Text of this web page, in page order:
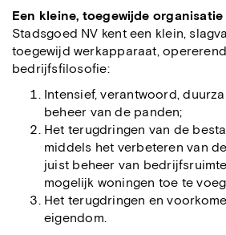
Een kleine, toegewijde organisatie
Stadsgoed NV kent een klein,
toegewijd werkapparaat,
bedrijfsfilosofie:
Intensief, verantwoord,
beheer van de panden;
Het terugdringen van de
middels het verbeteren van
juist beheer van
mogelijk woningen toe te
Het terugdringen en
eigendom.